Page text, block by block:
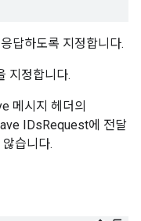
답하도록 지정합니다.
지정합니다.
메시지 헤더의
IDsRequest에 전달
습니다.